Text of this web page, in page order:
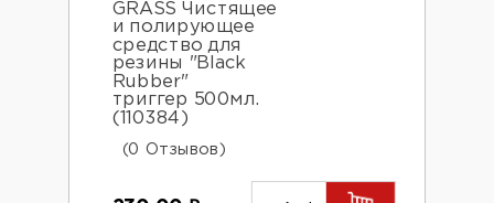
GRASS Чистящее
и полирующее
средство для
резины "Black
Rubber"
триггер 500мл.
(110384)
(0 Отзывов)